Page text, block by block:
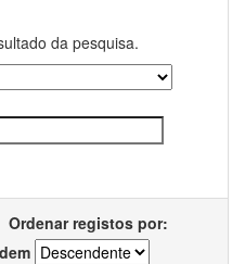
da pesquisa.
Ordenar registos por: